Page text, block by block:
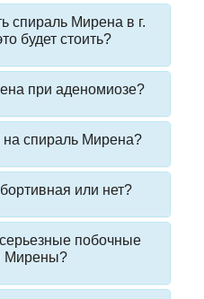
спираль Мирена в г.
будет стоить?
при аденомиозе?
на спираль Мирена?
или нет?
побочные
Мирены?